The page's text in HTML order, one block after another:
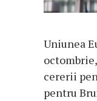
Uniunea
cererii
pentru